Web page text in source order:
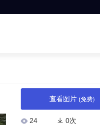
查看图片 (免费)
24 0次